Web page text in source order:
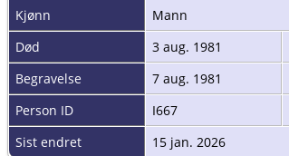
Kjønn
Mann
Død
3 aug. 1981
Begravelse
7 aug. 1981
Person ID
I667
Sist endret
15 jan. 2026